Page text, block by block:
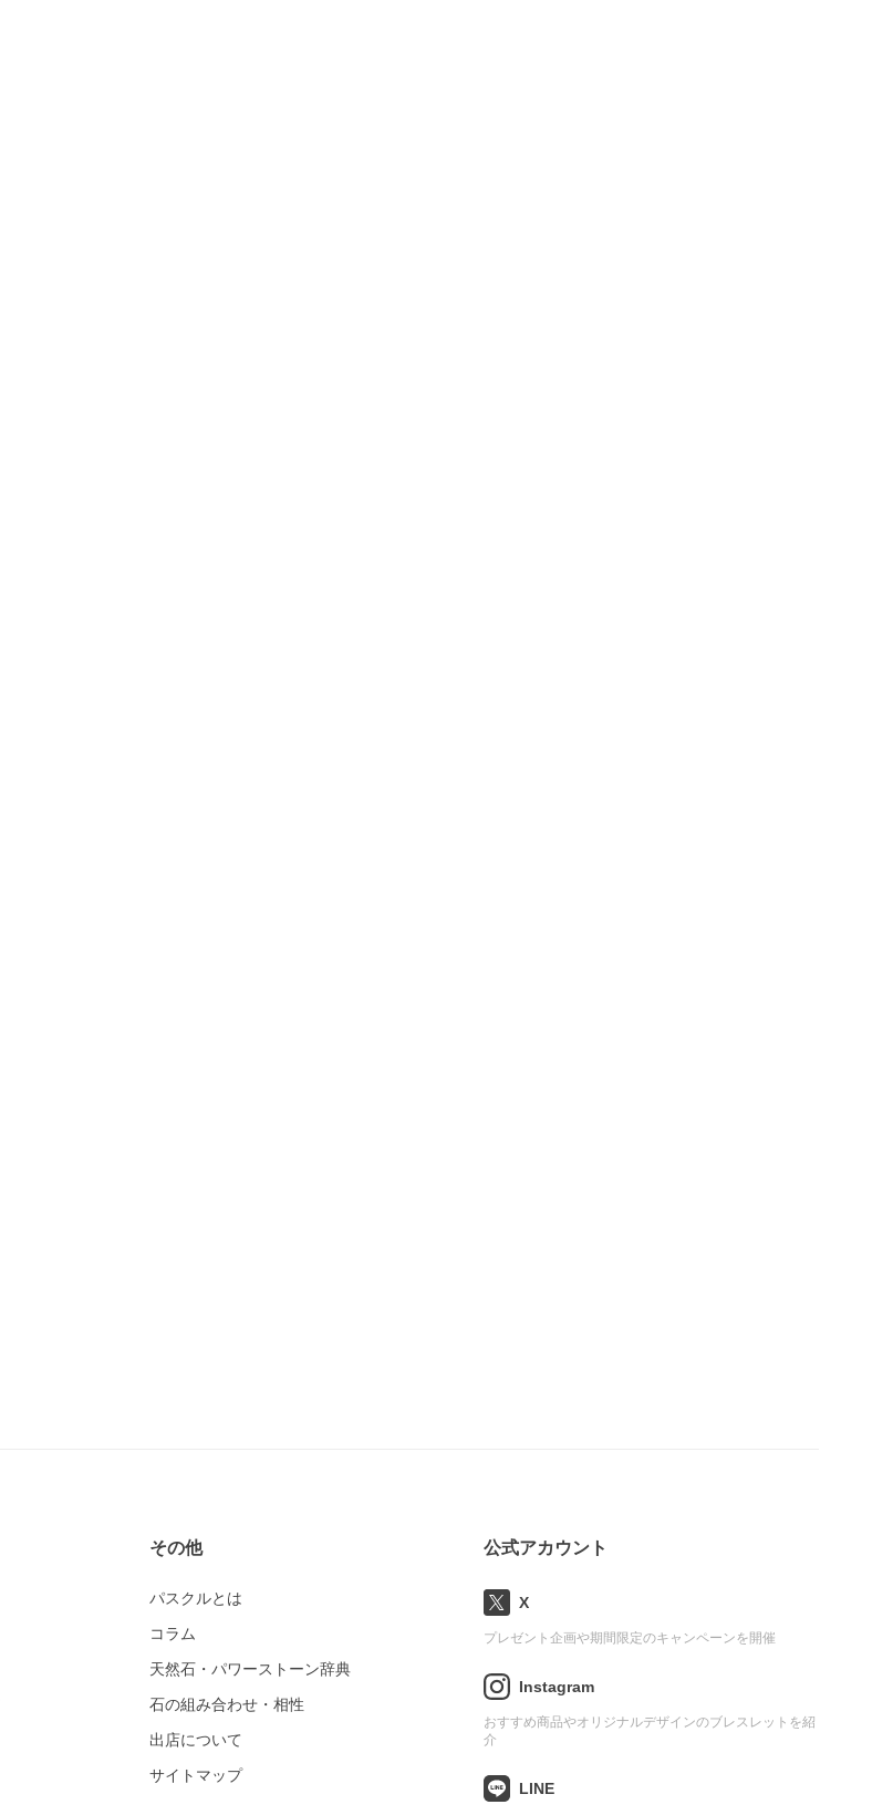
その他
パスクルとは
コラム
天然石・パワーストーン辞典
石の組み合わせ・相性
出店について
サイトマップ
公式アカウント
X
プレゼント企画や期間限定のキャンペーンを開催
Instagram
おすすめ商品やオリジナルデザインのブレスレットを紹
介
LINE